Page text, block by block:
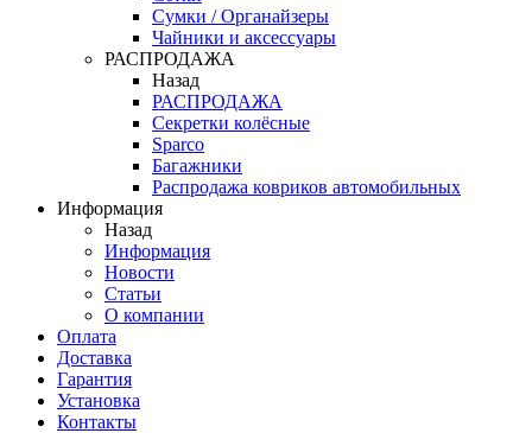
Сумки / Органайзеры
Чайники и аксессуары
РАСПРОДАЖА
Назад
РАСПРОДАЖА
Секретки колёсные
Sparco
Багажники
Распродажа ковриков автомобильных
Информация
Назад
Информация
Новости
Статьи
О компании
Оплата
Доставка
Гарантия
Установка
Контакты